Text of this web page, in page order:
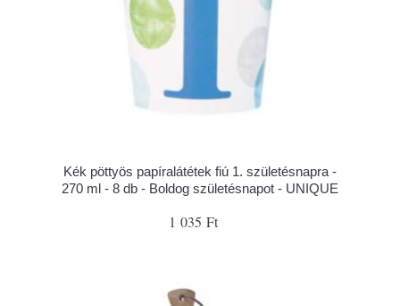
Kék pöttyös papíralátétek fiú 1. születésnapra -
270 ml - 8 db - Boldog születésnapot - UNIQUE
1 035 Ft